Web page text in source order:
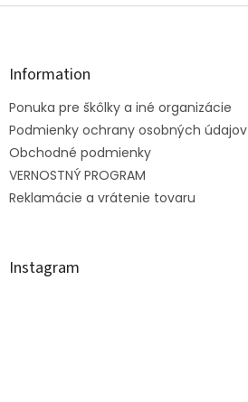
Z
Information
Ponuka pre škôlky a iné organizácie
Podmienky ochrany osobných údajov
Obchodné podmienky
VERNOSTNÝ PROGRAM
Reklamácie a vrátenie tovaru
Instagram